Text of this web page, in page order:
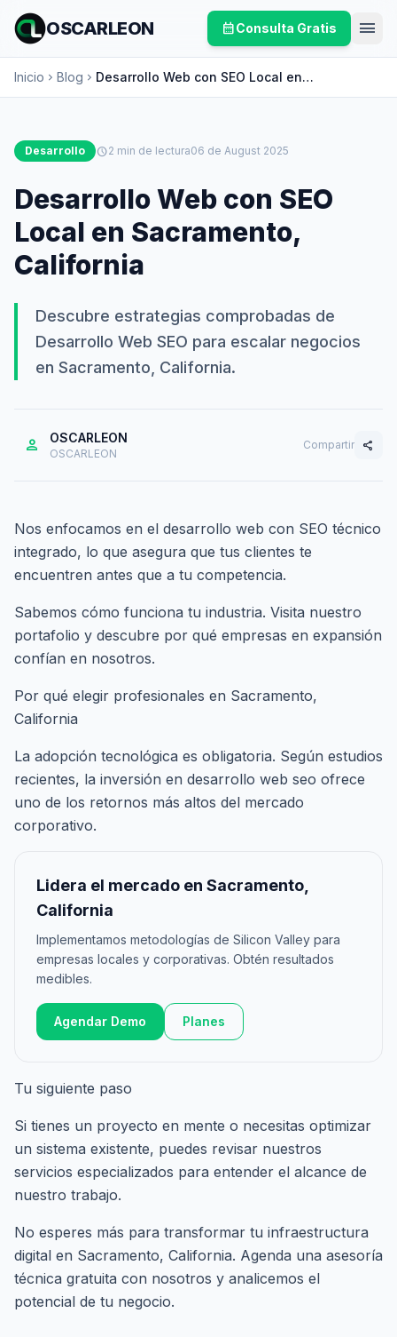
OSCARLEON calendar_monthConsulta Gratis menu
Inicio chevron_right Blog chevron_right Desarrollo Web con SEO Local en
Sacramento, California
Desarrollo schedule2 min de lectura06 de August 2025
Desarrollo Web con SEO
Local en Sacramento,
California
Descubre estrategias comprobadas de
Desarrollo Web SEO para escalar negocios
en Sacramento, California.
person OSCARLEON
OSCARLEON
Compartir share
Nos enfocamos en el desarrollo web con SEO técnico
integrado, lo que asegura que tus clientes te
encuentren antes que a tu competencia.
Sabemos cómo funciona tu industria. Visita nuestro
portafolio y descubre por qué empresas en expansión
confían en nosotros.
Por qué elegir profesionales en Sacramento,
California
La adopción tecnológica es obligatoria. Según estudios
recientes, la inversión en desarrollo web seo ofrece
uno de los retornos más altos del mercado
corporativo.
Lidera el mercado en Sacramento,
California
Implementamos metodologías de Silicon Valley para
empresas locales y corporativas. Obtén resultados
medibles.
Agendar Demo Planes
Tu siguiente paso
Si tienes un proyecto en mente o necesitas optimizar
un sistema existente, puedes revisar nuestros
servicios especializados para entender el alcance de
nuestro trabajo.
No esperes más para transformar tu infraestructura
digital en Sacramento, California. Agenda una asesoría
técnica gratuita con nosotros y analicemos el
potencial de tu negocio.